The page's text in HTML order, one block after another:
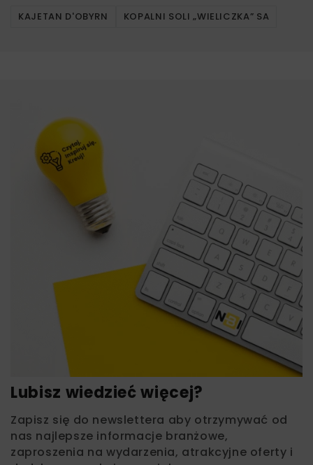
KAJETAN D'OBYRN KOPALNI SOLI „WIELICZKA” SA
Lubisz wiedzieć więcej?
Zapisz się do newslettera aby otrzymywać od
nas najlepsze informacje branżowe,
zaproszenia na wydarzenia, atrakcyjne oferty i